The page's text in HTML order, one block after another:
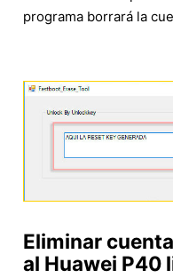
programa borrará la
Eliminar
al Huawei P40